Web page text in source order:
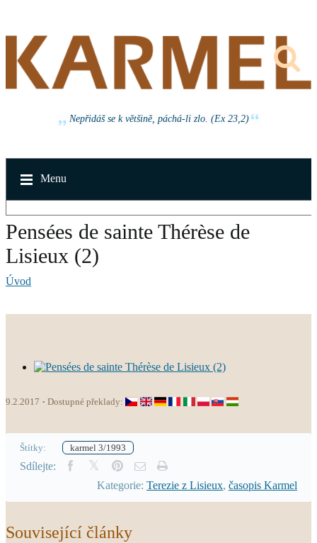
Nepřidáš se k většině, páchá-li zlo. (Ex 23,2)
Menu
Pensées de sainte Thérèse de
Lisieux (2)
Úvod
9.2.2017 Dostupné překlady:
Štítky: karmel 3/1993
Sdílejte:
Kategorie: Terezie z Lisieux, časopis Karmel
Související články